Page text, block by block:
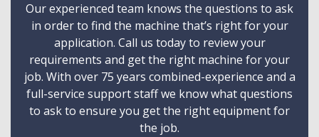
Our experienced team knows the questions to ask
in order to find the machine that’s right for your
application. Call us today to review your
requirements and get the right machine for your
job. With over 75 years combined-experience and a
full-service support staff we know what questions
to ask to ensure you get the right equipment for
the job.